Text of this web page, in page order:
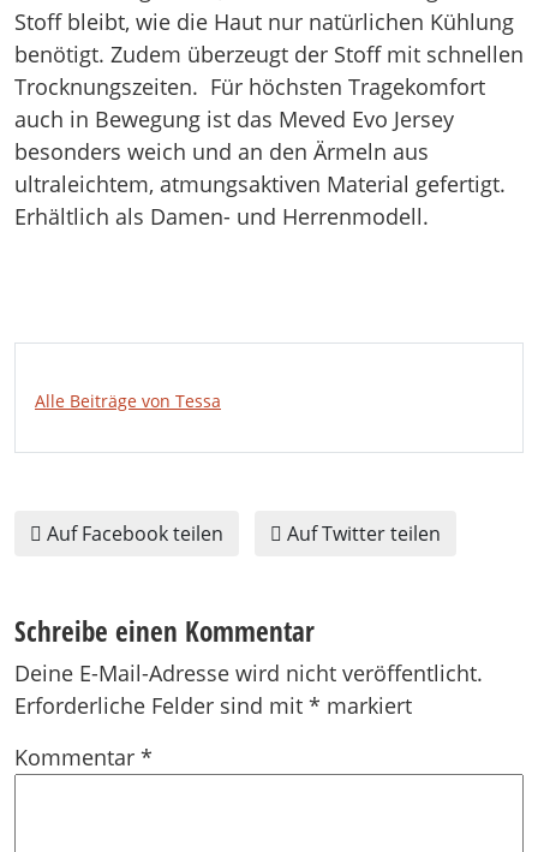
Stoff bleibt, wie die Haut nur natürlichen Kühlung
benötigt. Zudem überzeugt der Stoff mit schnellen
Trocknungszeiten. Für höchsten Tragekomfort
auch in Bewegung ist das Meved Evo Jersey
besonders weich und an den Ärmeln aus
ultraleichtem, atmungsaktiven Material gefertigt.
Erhältlich als Damen- und Herrenmodell.
Alle Beiträge von Tessa
Auf Facebook teilen Auf Twitter teilen
Schreibe einen Kommentar
Deine E-Mail-Adresse wird nicht veröffentlicht.
Erforderliche Felder sind mit * markiert
Kommentar *